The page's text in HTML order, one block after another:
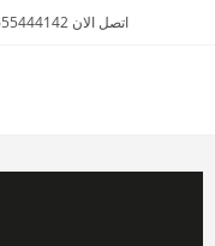
اتصل الان 0096655444142